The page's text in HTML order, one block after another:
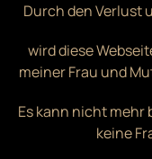
Durch den Verlust
wird diese
meiner Frau und
Es kann nicht mehr
keine